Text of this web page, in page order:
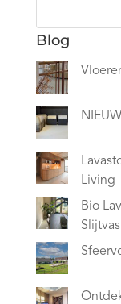
Blog
Living
Bio